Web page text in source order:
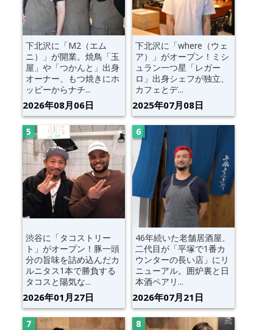
下北沢に「M2（エム
ニ）」が開業。焼鳥「玉
屋」や「つかんと」出身
オーナー、もつ焼きにホ
ッピーからナチ...
2026年08月06日
下北沢に「where（ウェ
ア）」がオープン！ミシ
ュラン一つ星「レガー
ロ」出身シェフが独立、
カフェとデ...
2025年07月08日
渋谷に「タコストリー
ト」がオープン！豚一頭
分の旨味を詰め込んだカ
ルニタス1本で勝負する
タコスと陽気な...
2026年01月27日
46年続いた老舗居酒屋、
二代目が「平塚で1番カ
ウンターの長い店」にリ
ニューアル。囲炉裏と日
本酒ペアリ...
2026年07月21日